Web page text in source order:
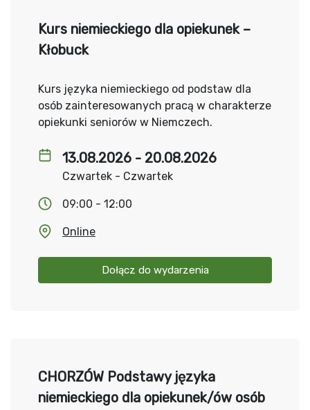
13.08.2026 - 20.08.2026
Czwartek - Czwartek
09:00 - 12:00
Online
Dołącz do wydarzenia
Kurs niemieckiego dla opiekunek –
Kłobuck
Kurs języka niemieckiego od podstaw dla
osób zainteresowanych pracą w charakterze
opiekunki seniorów w Niemczech.
CHORZÓW Podstawy języka
niemieckiego dla opiekunek/ów osób